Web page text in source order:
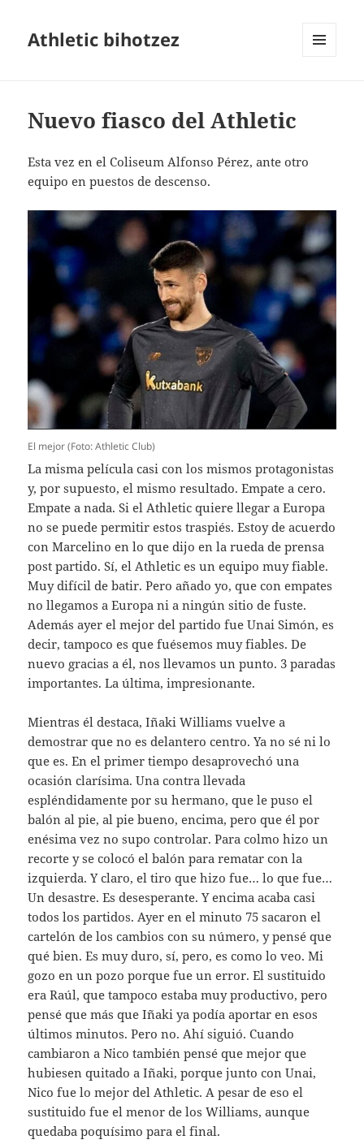
Athletic bihotzez
Nuevo fiasco del Athletic
Esta vez en el Coliseum Alfonso Pérez, ante otro
equipo en puestos de descenso.
El mejor (Foto: Athletic Club)
La misma película casi con los mismos protagonistas
y, por supuesto, el mismo resultado. Empate a cero.
Empate a nada. Si el Athletic quiere llegar a Europa
no se puede permitir estos traspiés. Estoy de acuerdo
con Marcelino en lo que dijo en la rueda de prensa
post partido. Sí, el Athletic es un equipo muy fiable.
Muy difícil de batir. Pero añado yo, que con empates
no llegamos a Europa ni a ningún sitio de fuste.
Además ayer el mejor del partido fue Unai Simón, es
decir, tampoco es que fuésemos muy fiables. De
nuevo gracias a él, nos llevamos un punto. 3 paradas
importantes. La última, impresionante.
Mientras él destaca, Iñaki Williams vuelve a
demostrar que no es delantero centro. Ya no sé ni lo
que es. En el primer tiempo desaprovechó una
ocasión clarísima. Una contra llevada
espléndidamente por su hermano, que le puso el
balón al pie, al pie bueno, encima, pero que él por
enésima vez no supo controlar. Para colmo hizo un
recorte y se colocó el balón para rematar con la
izquierda. Y claro, el tiro que hizo fue… lo que fue…
Un desastre. Es desesperante. Y encima acaba casi
todos los partidos. Ayer en el minuto 75 sacaron el
cartelón de los cambios con su número, y pensé que
qué bien. Es muy duro, sí, pero, es como lo veo. Mi
gozo en un pozo porque fue un error. El sustituido
era Raúl, que tampoco estaba muy productivo, pero
pensé que más que Iñaki ya podía aportar en esos
últimos minutos. Pero no. Ahí siguió. Cuando
cambiaron a Nico también pensé que mejor que
hubiesen quitado a Iñaki, porque junto con Unai,
Nico fue lo mejor del Athletic. A pesar de eso el
sustituido fue el menor de los Williams, aunque
quedaba poquísimo para el final.